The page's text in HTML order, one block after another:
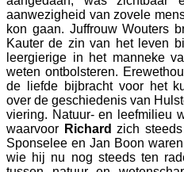
aanwezigheid van zovele
kon gaan. Juffrouw Wouters
Kauter de zin van het leven
leergierige in het manneke
weten ontbolsteren.
de liefde bijbracht voor het
over de geschiedenis van
viering. Natuur- en leefmilieu
waarvoor Richard zich
Sponselee en Jan Boon
wie hij nu nog steeds ten